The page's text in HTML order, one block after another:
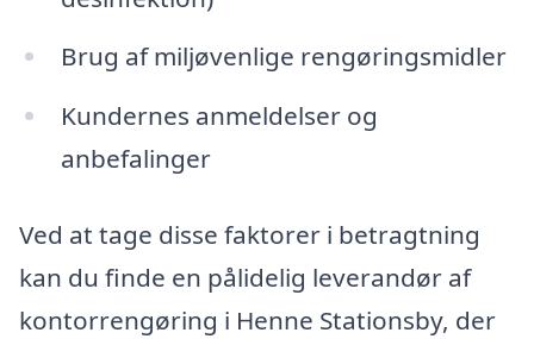
Brug af miljøvenlige rengøringsmidler
Kundernes anmeldelser og
anbefalinger
Ved at tage disse faktorer i betragtning
kan du finde en pålidelig leverandør af
kontorrengøring i Henne Stationsby, der